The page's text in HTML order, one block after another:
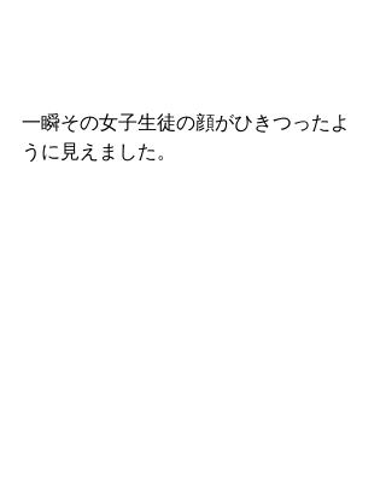
一瞬その女子生徒の顔がひきつったよ
うに見えました。